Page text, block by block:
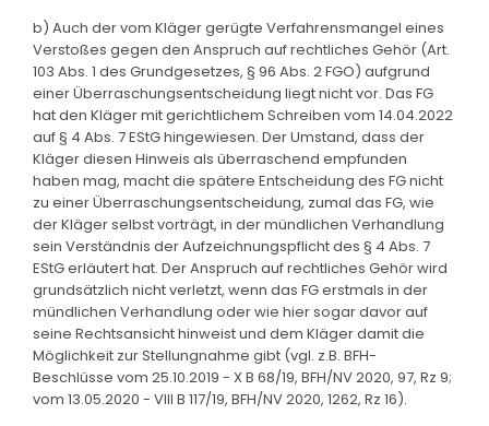
b) Auch der vom Kläger gerügte Verfahrensmangel eines
Verstoßes gegen den Anspruch auf rechtliches Gehör (Art.
103 Abs. 1 des Grundgesetzes, § 96 Abs. 2 FGO) aufgrund
einer Überraschungsentscheidung liegt nicht vor. Das FG
hat den Kläger mit gerichtlichem Schreiben vom 14.04.2022
auf § 4 Abs. 7 EStG hingewiesen. Der Umstand, dass der
Kläger diesen Hinweis als überraschend empfunden
haben mag, macht die spätere Entscheidung des FG nicht
zu einer Überraschungsentscheidung, zumal das FG, wie
der Kläger selbst vorträgt, in der mündlichen Verhandlung
sein Verständnis der Aufzeichnungspflicht des § 4 Abs. 7
EStG erläutert hat. Der Anspruch auf rechtliches Gehör wird
grundsätzlich nicht verletzt, wenn das FG erstmals in der
mündlichen Verhandlung oder wie hier sogar davor auf
seine Rechtsansicht hinweist und dem Kläger damit die
Möglichkeit zur Stellungnahme gibt (vgl. z.B. BFH-
Beschlüsse vom 25.10.2019 - X B 68/19, BFH/NV 2020, 97, Rz 9;
vom 13.05.2020 - VIII B 117/19, BFH/NV 2020, 1262, Rz 16).